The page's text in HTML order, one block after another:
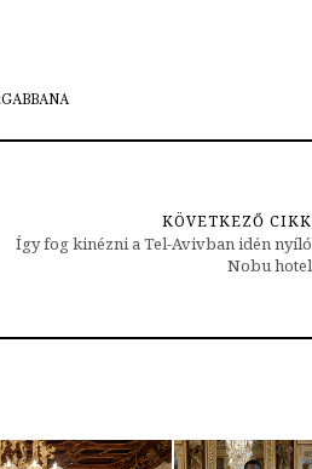
KÖVETKEZŐ CIKK
Így fog kinézni a Tel-Avivban idén nyíló
Nobu hotel